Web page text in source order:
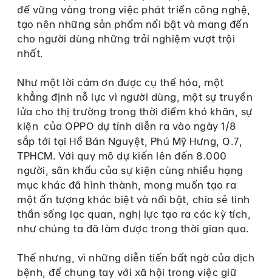
để vững vàng trong việc phát triển công nghệ,
tạo nên những sản phẩm nổi bật và mang đến
cho người dùng những trải nghiệm vượt trội
nhất.
Như một lời cám ơn được cụ thể hóa, một
khẳng định nỗ lực vì người dùng, một sự truyền
lửa cho thị trường trong thời điểm khó khăn, sự
kiện của OPPO dự tính diễn ra vào ngày 1/8
sắp tới tại Hồ Bán Nguyệt, Phú Mỹ Hưng, Q.7,
TPHCM. Với quy mô dự kiến lên đến 8.000
người, sân khấu của sự kiện cùng nhiều hạng
mục khác đã hình thành, mong muốn tạo ra
một ấn tượng khác biệt và nổi bật, chia sẻ tinh
thần sống lạc quan, nghị lực tạo ra các kỳ tích,
như chúng ta đã làm được trong thời gian qua.
Thế nhưng, vì những diễn tiến bất ngờ của dịch
bệnh, để chung tay với xã hội trong việc giữ